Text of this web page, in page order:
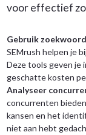
voor effectief
Gebruik
SEMrush helpen je
Deze tools geven je
geschatte kosten
Analyseer
concurrenten
kansen en het
niet aan hebt